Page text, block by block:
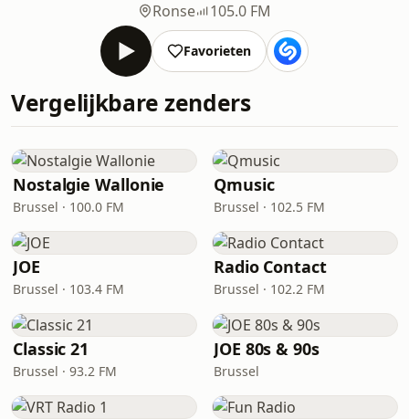
Ronse
105.0 FM
Favorieten
Vergelijkbare zenders
Nostalgie Wallonie
Brussel · 100.0 FM
Qmusic
Brussel · 102.5 FM
JOE
Brussel · 103.4 FM
Radio Contact
Brussel · 102.2 FM
Classic 21
Brussel · 93.2 FM
JOE 80s & 90s
Brussel